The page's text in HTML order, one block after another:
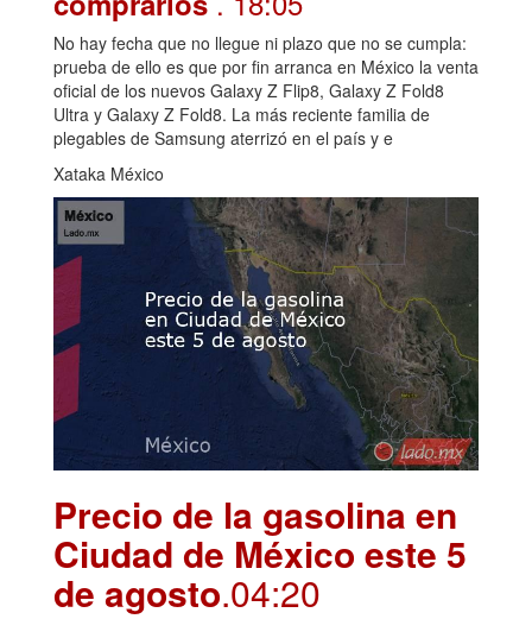
No hay fecha que no llegue ni plazo que no se cumpla:
prueba de ello es que por fin arranca en México la venta
oficial de los nuevos Galaxy Z Flip8, Galaxy Z Fold8
Ultra y Galaxy Z Fold8. La más reciente familia de
plegables de Samsung aterrizó en el país y e
Xataka México
Precio de la gasolina en
Ciudad de México este 5
de agosto.04:20